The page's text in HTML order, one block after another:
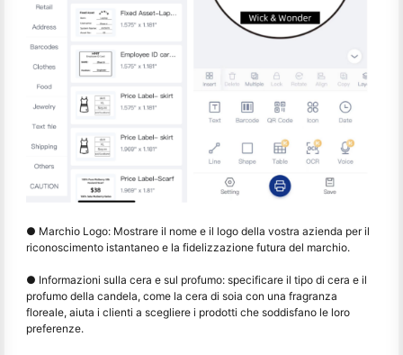
● Marchio Logo: Mostrare il nome e il logo della vostra azienda per il
riconoscimento istantaneo e la fidelizzazione futura del marchio.
● Informazioni sulla cera e sul profumo: specificare il tipo di cera e il
profumo della candela, come la cera di soia con una fragranza
floreale, aiuta i clienti a scegliere i prodotti che soddisfano le loro
preferenze.